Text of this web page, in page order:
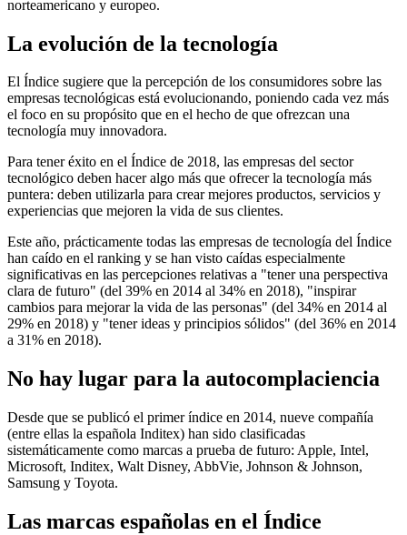
norteamericano y europeo.
La evolución de la tecnología
El Índice sugiere que la percepción de los consumidores sobre las
empresas tecnológicas está evolucionando, poniendo cada vez más
el foco en su propósito que en el hecho de que ofrezcan una
tecnología muy innovadora.
Para tener éxito en el Índice de 2018, las empresas del sector
tecnológico deben hacer algo más que ofrecer la tecnología más
puntera: deben utilizarla para crear mejores productos, servicios y
experiencias que mejoren la vida de sus clientes.
Este año, prácticamente todas las empresas de tecnología del Índice
han caído en el ranking y se han visto caídas especialmente
significativas en las percepciones relativas a "tener una perspectiva
clara de futuro" (del 39% en 2014 al 34% en 2018), "inspirar
cambios para mejorar la vida de las personas" (del 34% en 2014 al
29% en 2018) y "tener ideas y principios sólidos" (del 36% en 2014
a 31% en 2018).
No hay lugar para la autocomplaciencia
Desde que se publicó el primer índice en 2014, nueve compañía
(entre ellas la española Inditex) han sido clasificadas
sistemáticamente como marcas a prueba de futuro: Apple, Intel,
Microsoft, Inditex, Walt Disney, AbbVie, Johnson & Johnson,
Samsung y Toyota.
Las marcas españolas en el Índice